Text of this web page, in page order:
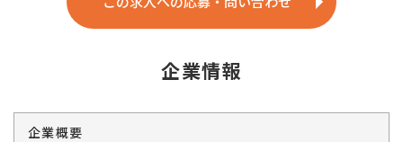
企業情報
企業概要